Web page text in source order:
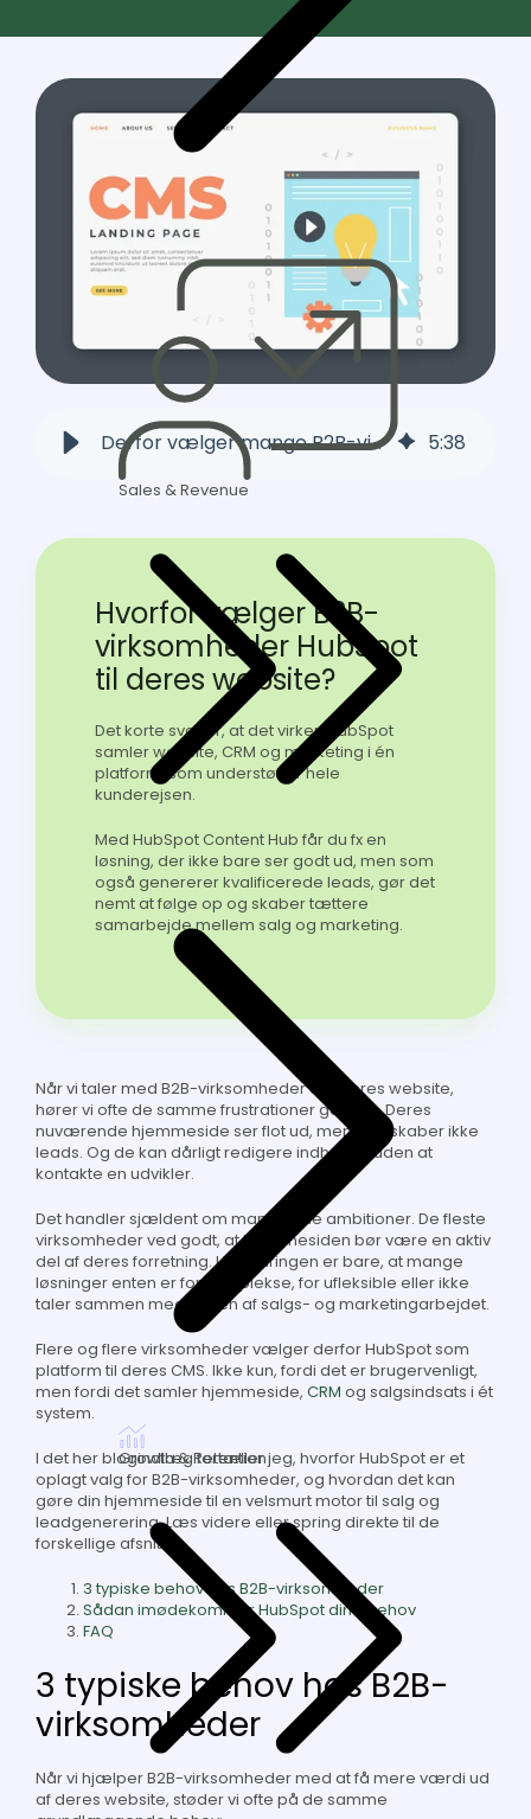
Sales & Revenue
Growth & Retention
Derfor vælger mange B2B-virksomheder HubSpots CMS 5:38
Hvorfor vælger B2B-
virksomheder HubSpot
til deres website?
Det korte svar er, at det virker. HubSpot
samler website, CRM og marketing i én
platform, som understøtter hele
kunderejsen.
Med HubSpot Content Hub får du fx en
løsning, der ikke bare ser godt ud, men som
også genererer kvalificerede leads, gør det
nemt at følge op og skaber tættere
samarbejde mellem salg og marketing.
Når vi taler med B2B-virksomheder om deres website,
hører vi ofte de samme frustrationer gå igen. Deres
nuværende hjemmeside ser flot ud, men den skaber ikke
leads. Og de kan dårligt redigere indholdet uden at
kontakte en udvikler.
Det handler sjældent om manglende ambitioner. De fleste
virksomheder ved godt, at hjemmesiden bør være en aktiv
del af deres forretning. Udfordringen er bare, at mange
løsninger enten er for komplekse, for ufleksible eller ikke
taler sammen med resten af salgs- og marketingarbejdet.
Flere og flere virksomheder vælger derfor HubSpot som
platform til deres CMS. Ikke kun, fordi det er brugervenligt,
men fordi det samler hjemmeside, CRM og salgsindsats i ét
system.
I det her blogindlæg fortæller jeg, hvorfor HubSpot er et
oplagt valg for B2B-virksomheder, og hvordan det kan
gøre din hjemmeside til en velsmurt motor til salg og
leadgenerering. Læs videre eller spring direkte til de
forskellige afsnit:
3 typiske behov hos B2B-virksomheder
Sådan imødekommer HubSpot dine behov
FAQ
3 typiske behov hos B2B-
virksomheder
Når vi hjælper B2B-virksomheder med at få mere værdi ud
af deres website, støder vi ofte på de samme